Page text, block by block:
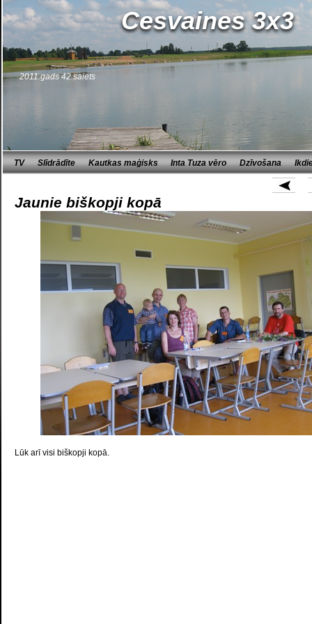
Cesvaines 3x3
2011.gads 42.saiets
TV Slīdrādīte Kautkas maģisks Inta Tuza vēro Dzīvošana
Jaunie biškopji kopā
Lūk arī visi biškopji kopā.